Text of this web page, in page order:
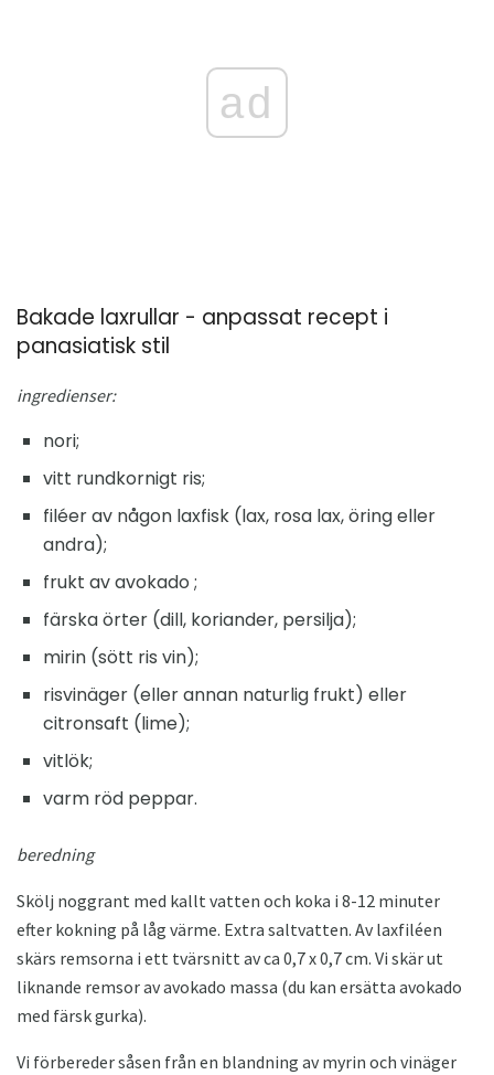
ad
Bakade laxrullar - anpassat recept i
panasiatisk stil
ingredienser:
nori;
vitt rundkornigt ris;
filéer av någon laxfisk (lax, rosa lax, öring eller
andra);
frukt av avokado ;
färska örter (dill, koriander, persilja);
mirin (sött ris vin);
risvinäger (eller annan naturlig frukt) eller
citronsaft (lime);
vitlök;
varm röd peppar.
beredning
Skölj noggrant med kallt vatten och koka i 8-12 minuter
efter kokning på låg värme. Extra saltvatten. Av laxfiléen
skärs remsorna i ett tvärsnitt av ca 0,7 x 0,7 cm. Vi skär ut
liknande remsor av avokado massa (du kan ersätta avokado
med färsk gurka).
Vi förbereder såsen från en blandning av myrin och vinäger